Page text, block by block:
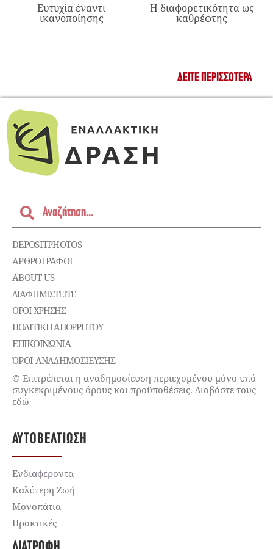
Ευτυχία έναντι
ικανοποίησης
Η διαφορετικότητα ως
καθρέφτης
ΔΕΊΤΕ ΠΕΡΙΣΣΌΤΕΡΑ
DEPOSITPHOTOS
ΑΡΘΡΟΓΡΑΦΟΙ
ABOUT US
ΔΙΑΦΗΜΙΣΤΕΊΤΕ
ΌΡΟΙ ΧΡΉΣΗΣ
ΠΟΛΙΤΙΚΉ ΑΠΟΡΡΉΤΟΥ
ΕΠΙΚΟΙΝΩΝΊΑ
ΌΡΟΙ ΑΝΑΔΗΜΟΣΙΕΥΣΗΣ
© Επιτρέπεται η αναδημοσίευση περιεχομένου μόνο υπό
συγκεκριμένους όρους και προϋποθέσεις. Διαβάστε τους
εδώ
ΑΥΤΟΒΕΛΤΊΩΣΗ
Ενδιαφέροντα
Καλύτερη Ζωή
Μονοπάτια
Πρακτικές